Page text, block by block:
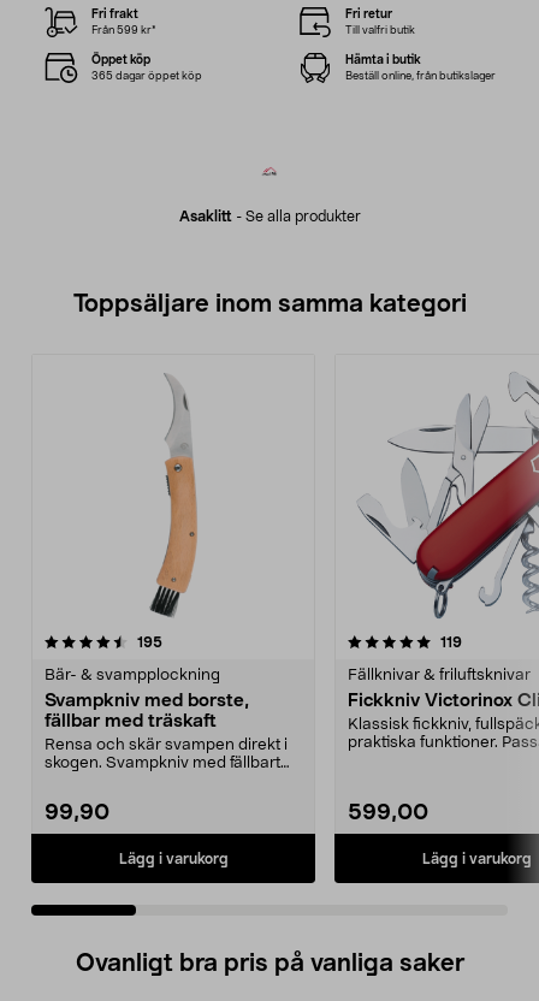
Asaklitt - Se alla produkter
Fri frakt
Från 599 kr*
Fri retur
Till valfri butik
Öppet köp
365 dagar öppet köp
Hämta i butik
Beställ online, från butikslager
Toppsäljare inom samma kategori
195recensioner
Bär- & svampplockning
Svampkniv med borste,
fällbar med träskaft
Rensa och skär svampen direkt i
skogen. Svampkniv med fällbart
99,90
Lägg i varukorg
5.0 av 5 stjärnor 119
Fällknivar & friluftsknivar
Fickkniv Victorinox
Klassisk fickkniv,
praktiska funktioner.
599,00
Lägg i varukorg
4.5 av 5 stjärnor
Ovanligt bra pris på vanliga saker